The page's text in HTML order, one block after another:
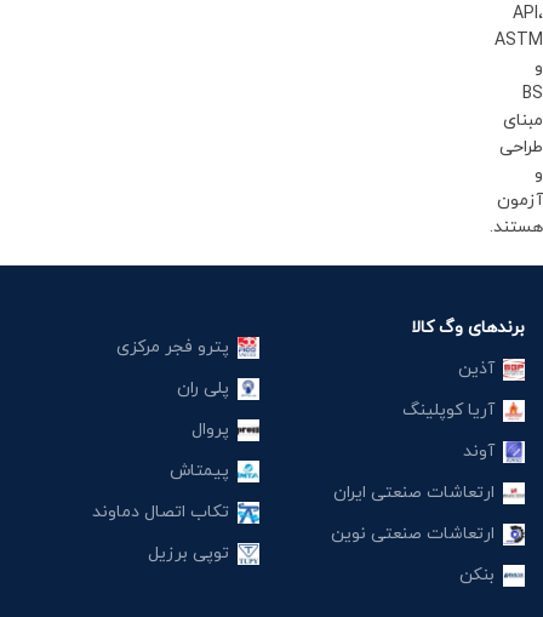
API،
ASTM
و
BS
مبنای
طراحی
و
آزمون
هستند.
برندهای وگ کالا
آذین
آریا کوپلینگ
آوند
ارتعاشات صنعتی ایران
ارتعاشات صنعتی نوین
بنکن
پترو فجر مرکزی
پلی ران
پروال
پیمتاش
تکاب اتصال دماوند
توپی برزیل